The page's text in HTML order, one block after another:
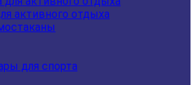
активного отдыха
для спорта